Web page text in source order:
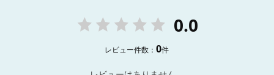
0.0
レビュー件数：0件